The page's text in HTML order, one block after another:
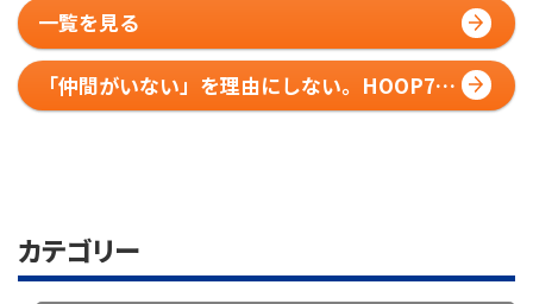
一覧を見る
「仲間がいない」を理由にしない。HOOP7で
変わる、大人のバスケとの付き合い方
カテゴリー